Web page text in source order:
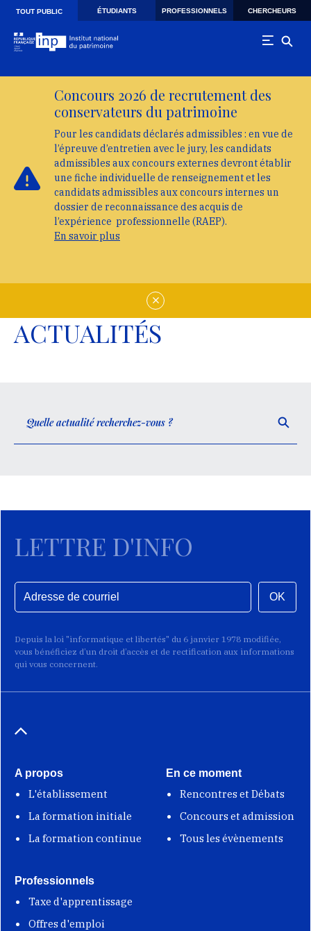
Skip to main navigation
Aller au contenu principal
TOUT PUBLIC ÉTUDIANTS PROFESSIONNELS CHERCHEURS
Concours 2026 de recrutement des
conservateurs du patrimoine
Pour les candidats déclarés admissibles : en vue de
l’épreuve d’entretien avec le jury, les candidats
admissibles aux concours externes devront établir
une fiche individuelle de renseignement et les
candidats admissibles aux concours internes un
dossier de reconnaissance des acquis de
l’expérience professionnelle (RAEP).
En savoir plus
ACTUALITÉS
LETTRE D'INFO
OK
Depuis la loi "informatique et libertés" du 6 janvier 1978 modifiée,
vous bénéficiez d’un droit d’accès et de rectification aux informations
qui vous concernent.
A propos
L'établissement
La formation initiale
La formation continue
En ce moment
Rencontres et Débats
Concours et admission
Tous les évènements
Professionnels
Taxe d'apprentissage
Offres d'emploi